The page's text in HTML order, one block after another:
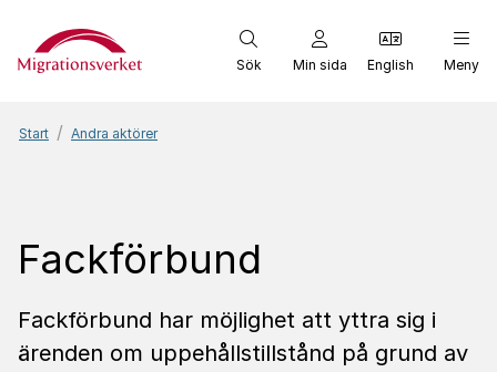
Start
Sök Min sida English Meny
Start Andra aktörer
Fackförbund
Fackförbund har möjlighet att yttra sig i
ärenden om uppehållstillstånd på grund av